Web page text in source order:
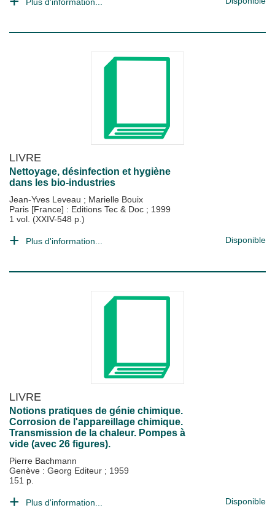
LIVRE
Nettoyage, désinfection et hygiène
dans les bio-industries
Jean-Yves Leveau ; Marielle Bouix
Paris [France] : Editions Tec & Doc ; 1999
1 vol. (XXIV-548 p.)
Plus d'information... Disponible
LIVRE
Notions pratiques de génie chimique.
Corrosion de l'appareillage chimique.
Transmission de la chaleur. Pompes à
vide (avec 26 figures).
Pierre Bachmann
Genève : Georg Editeur ; 1959
151 p.
Plus d'information... Disponible